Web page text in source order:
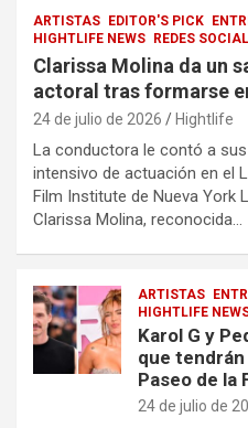
ARTISTAS EDITOR'S PICK
HIGHTLIFE NEWS REDES
Clarissa Molina da un
actoral tras formarse
24 de julio de 2026 Hightlife
La conductora le contó a
intensivo de actuación en el
Film Institute de Nueva York
Clarissa Molina, reconocida…
ARTISTAS
HIGHTLIFE
Karol G y
que
Paseo de la
24 de julio de